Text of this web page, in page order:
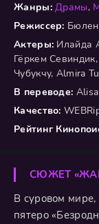
Жанры: Драмы,
Режиссер:
Актеры: Илайда
Гёркем
Чубукчу, Almira
В переводе:
Качество:
Рейтинг
СЮЖЕТ
В суровом
пятеро